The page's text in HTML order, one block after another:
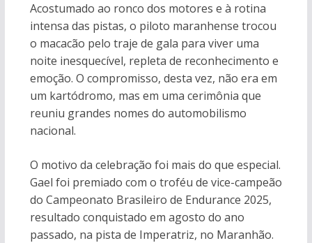
Acostumado ao ronco dos motores e à rotina
intensa das pistas, o piloto maranhense trocou
o macacão pelo traje de gala para viver uma
noite inesquecível, repleta de reconhecimento e
emoção. O compromisso, desta vez, não era em
um kartódromo, mas em uma cerimônia que
reuniu grandes nomes do automobilismo
nacional.
O motivo da celebração foi mais do que especial.
Gael foi premiado com o troféu de vice-campeão
do Campeonato Brasileiro de Endurance 2025,
resultado conquistado em agosto do ano
passado, na pista de Imperatriz, no Maranhão.